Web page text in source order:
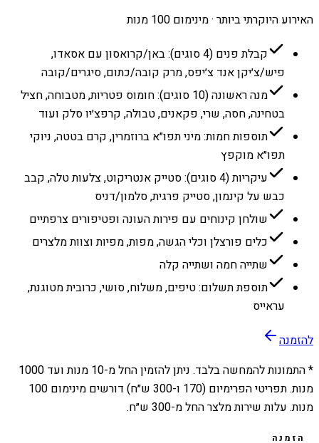
האירוע היוקרתי ביותר · מינימום 100 מנות
קבלת פנים (4 סוגים): באן/קרואסון עם אסאדו,
פיש/צ׳יקן אנד צ׳יפס, מרק קובה/כתום, סיגרים/קובה
מנה ראשונה (10 סוגים): חומוס פטריות, מטבוחה, חציל
בטחינה, חסה, שרי, פקאנים, טבולה, קרפצ׳יו סלק ועוד
תוספות חמות: מיני תפו״א ברוזמרין, קרם בטטה, ניוקי
תפו״א מוקפץ
עיקריות (4 סוגים): סטייק אנטריקוט, צלעות טלה, קבב
כבש על קינמון, סטייק פרגית, סלמון/דניס
שולחן קינוחים עם פירות העונה ופטיפורים צרפתיים
כלים פורצלן וכלי הגשה, מפות, מפיות וצוות מלצרים
שתייה חמה ושתייה קלה
תוספת תשלום: טיפים, משלוח, סושי, כרובית מטוגנת,
עראייס
להזמנה
* התמונות להמחשה בלבד. ניתן להזמין החל מ-10 מנות ועד 1000
מנות. תפריטי הפרימיום (170 ו-300 ש״ח) דורשים מינימום 100
מנות. עלות שירות מלצר החל מ-300 ש״ח.
הזמנה